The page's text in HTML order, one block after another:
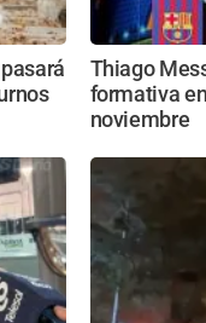
Thiago
formativa
noviembre